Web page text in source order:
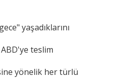
yaşadıklarını
teslim
yönelik her türlü